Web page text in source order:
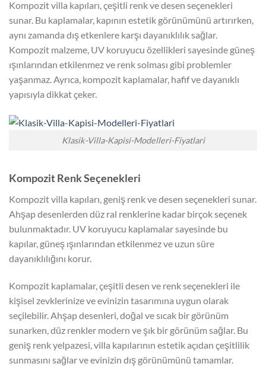
Kompozit villa kapıları, çeşitli renk ve desen seçenekleri
sunar. Bu kaplamalar, kapının estetik görünümünü artırırken,
aynı zamanda dış etkenlere karşı dayanıklılık sağlar.
Kompozit malzeme, UV koruyucu özellikleri sayesinde güneş
ışınlarından etkilenmez ve renk solması gibi problemler
yaşanmaz. Ayrıca, kompozit kaplamalar, hafif ve dayanıklı
yapısıyla dikkat çeker.
Klasik-Villa-Kapisi-Modelleri-Fiyatlari
Kompozit Renk Seçenekleri
Kompozit villa kapıları, geniş renk ve desen seçenekleri sunar.
Ahşap desenlerden düz ral renklerine kadar birçok seçenek
bulunmaktadır. UV koruyucu kaplamalar sayesinde bu
kapılar, güneş ışınlarından etkilenmez ve uzun süre
dayanıklılığını korur.
Kompozit kaplamalar, çeşitli desen ve renk seçenekleri ile
kişisel zevklerinize ve evinizin tasarımına uygun olarak
seçilebilir. Ahşap desenleri, doğal ve sıcak bir görünüm
sunarken, düz renkler modern ve şık bir görünüm sağlar. Bu
geniş renk yelpazesi, villa kapılarının estetik açıdan çeşitlilik
sunmasını sağlar ve evinizin dış görünümünü tamamlar.